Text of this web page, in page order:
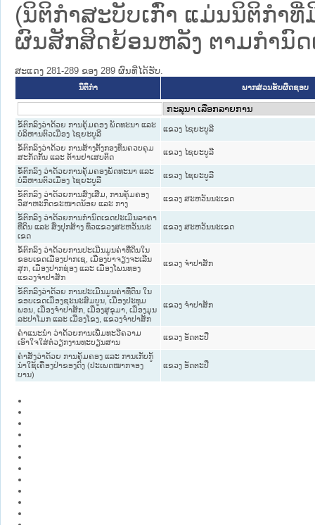
(ນິຕິກໍາສະບັບເກົ່າ ແມ່ນນິຕິກໍາ
ຜົນສັກສິດຍ້ອນຫລັງ ຕາມກໍານົດ
ສະແດງ 281-289 ຂອງ 289 ຜົນທີ່ໄດ້ຮັບ.
ນິຕິກໍາ ພາກສ່ວນຮັບຜິດຊອບ
ຂໍ້ຕົກລົງວ່າດ້ວຍ ການຄຸ້ມຄອງ ພັດທະນາ ແລະ
ບໍລິຫານຕົວເມືອງ ໄຊຍະບູລີ
ແຂວງ ໄຊຍະບູລີ
ຂໍ້ຕົກລົງວ່າດ້ວຍ ການສ້າງຕັ້ງກອງທຶນຄວບຄຸມ
ສະກັດກັ້ນ ແລະ ຕ້ານຢາເສບຕິດ
ແຂວງ ໄຊຍະບູລີ
ຂໍ້ຕົກລົງ ວ່າດ້ວຍການຄຸ້ມຄອງພັດທະນາ ແລະ
ບໍລິຫານຕົວເມືອງ ໄຊຍະບູລີ
ແຂວງ ໄຊຍະບູລີ
ຂໍ້ຕົກລົງ ວ່າດ້ວຍການສົ່ງເສີມ, ການຄຸ້ມຄອງ
ວິສາຫະກິດຂະໜາດນ້ອຍ ແລະ ກາງ
ແຂວງ ສະຫວັນນະເຂດ
ຂໍ້ຕົກລົງ ວ່າດ້ວຍການກໍານົດເຂດປະເມີນລາຄາ
ທີ່ດິນ ແລະ ສິ່ງປຸກສ້າງ ທົ່ວແຂວງສະຫວັນນະ
ເຂດ
ແຂວງ ສະຫວັນນະເຂດ
ຂໍ້ຕົກລົງ ວ່າດ້ວຍການປະເມີນມູນຄ່າທີ່ດິນໃນ
ຂອບເຂດເມືອງປາກເຊ, ເມືອງບາຈຽງຈະເລີນ
ສຸກ, ເມືອງປາກຊ່ອງ ແລະ ເມືອງໂພນທອງ
ແຂວງຈຳປາສັກ
ແຂວງ ຈໍາປາສັກ
ຂໍ້ຕົກລົງວ່າດ້ວຍ ການປະເມີນມູນຄ່າທີ່ດິນ ໃນ
ຂອບເຂດເມືອງຊະນະສົມບູນ, ເມືອງປະທຸມ
ພອນ, ເມືອງຈຳປາສັກ, ເມືອງສຸຂຸມາ, ເມືອງມຸນ
ລະປາໂມກ ແລະ ເມືອງໂຂງ, ແຂວງຈຳປາສັກ
ແຂວງ ຈໍາປາສັກ
ຄຳແນະນຳ ວ່າດ້ວຍການເພີ່ມທະວີຄວາມ
ເອົາໃຈໃສ່ຕໍ່ວຽກງານທະບຽນສານ
ແຂວງ ອັດຕະປື
ຄຳສັ່ງວ່າດ້ວຍ ການຄຸ້ມຄອງ ແລະ ການເກັບກູ້
ນຳໃຊ້ເຄື່ອງປ່າຂອງດົງ (ປະເພດໝາກຈອງ
ບານ)
ແຂວງ ອັດຕະປື